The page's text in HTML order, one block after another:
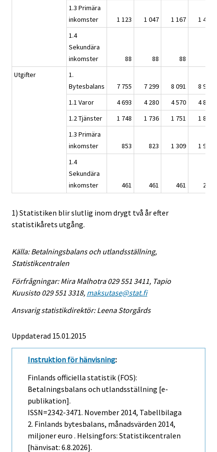
1.3 Primära
inkomster
1 123 1 047 1 167
1 414
1.4
Sekundära
inkomster
88 88 88
Utgifter
1.
Bytesbalans
7 755 7 299 8 091
8 946
1.1 Varor
4 693 4 280 4 570
4 864
1.2 Tjänster
1 748 1 736 1 751
1 863
1.3 Primära
inkomster
853 823 1 309
1 922
1.4
Sekundära
inkomster
461 461 461 297
1) Statistiken blir slutlig inom drygt två år efter
statistikårets utgång.
Källa: Betalningsbalans och utlandsställning,
Statistikcentralen
Förfrågningar: Mira Malhotra 029 551 3411, Tapio
Kuusisto 029 551 3318, maksutase@stat.fi
Ansvarig statistikdirektör: Leena Storgårds
Uppdaterad 15.01.2015
Instruktion för hänvisning:
Finlands officiella statistik (FOS):
Betalningsbalans och utlandsställning [e-
publikation].
ISSN=2342-3471. November 2014, Tabellbilaga
2. Finlands bytesbalans, månadsvärden 2014,
miljoner euro . Helsingfors: Statistikcentralen
[hänvisat: 6.8.2026].